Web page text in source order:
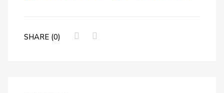
SHARE (0)